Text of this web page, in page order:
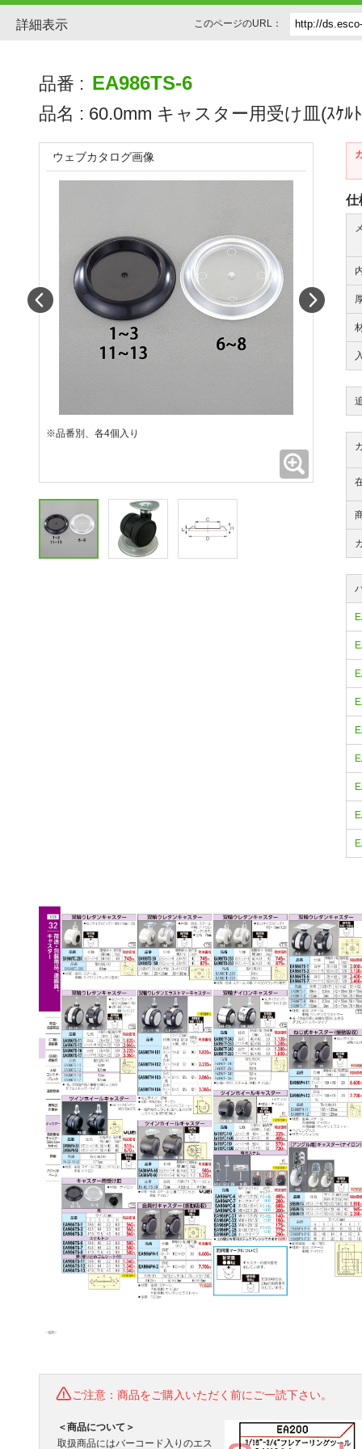
詳細表示 このページのURL：
品番 : EA986TS-6
品名 : 60.0mm キャスター用受け皿(ｽｹﾙ
仕
ウェブカタログ画像
※品番別、各4個入り
ご注意：商品をご購入いただく前にご一読下さい。
＜商品について＞
取扱商品にはバーコード入りのエス